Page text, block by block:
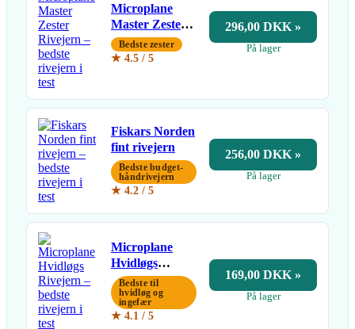
Microplane
Master Zester
Rivejern
Bedste zester
★ 4.5 / 5
296,00 DKK »
På lager
Fiskars Norden
fint rivejern
Bedste budget-
håndrivejern
★ 4.2 / 5
256,00 DKK »
På lager
Microplane
Hvidløgs
Rivejern
Bedste til
hvidløg og
ingefær
★ 4.1 / 5
169,00 DKK »
På lager